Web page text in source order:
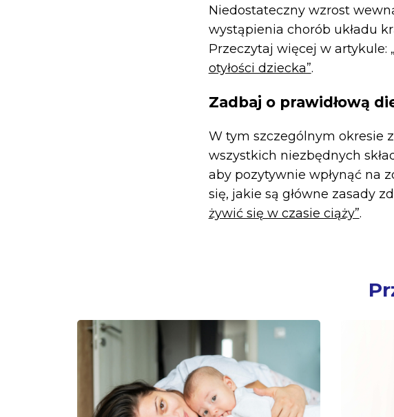
Niedostateczny wzrost
wystąpienia chorób układu
Przeczytaj więcej w artykule:
otyłości dziecka”.
Zadbaj o prawidłową
W tym szczególnym okresie
wszystkich niezbędnych
aby pozytywnie wpłynąć na
się, jakie są główne zasady
żywić się w czasie ciąży”.